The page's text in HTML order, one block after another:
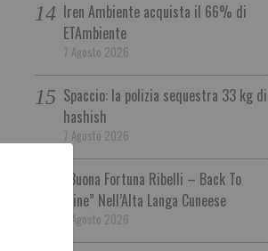
Iren Ambiente acquista il 66% di
ETAmbiente
7 Agosto 2026
Spaccio: la polizia sequestra 33 kg di
hashish
7 Agosto 2026
“Buona Fortuna Ribelli – Back To
Mine” Nell’Alta Langa Cuneese
7 Agosto 2026